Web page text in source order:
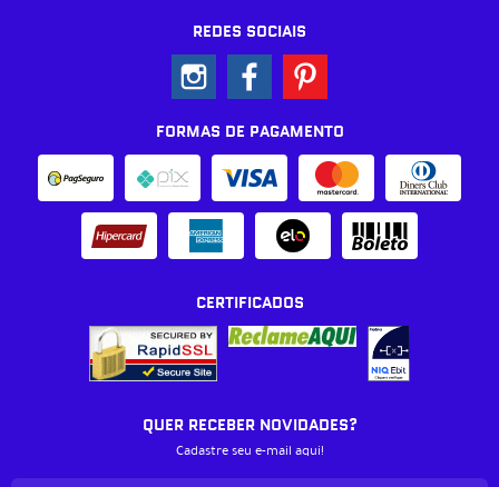
REDES SOCIAIS
FORMAS DE PAGAMENTO
CERTIFICADOS
QUER RECEBER NOVIDADES?
Cadastre seu e-mail aqui!